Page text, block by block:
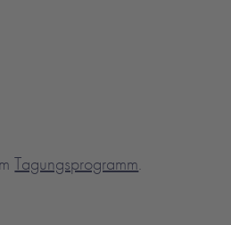
Tagungsprogramm.